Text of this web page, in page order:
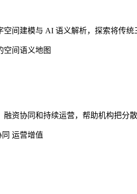
间建模与 AI 语义解析，探索将传
资协同和持续运营，帮助机构把分
运营增值